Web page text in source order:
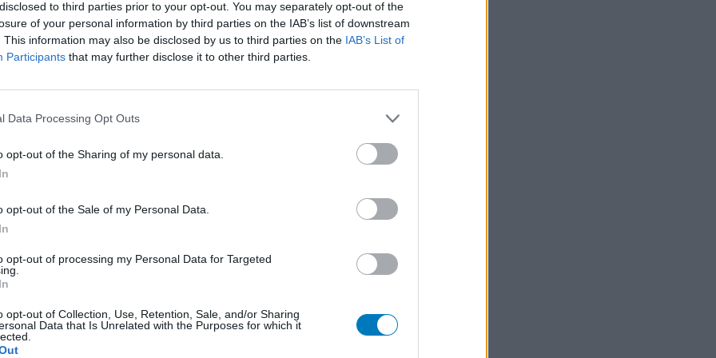
to third parties prior to your opt-out. You may separately opt-out of the
of your personal information by third parties on the IAB’s list of downstream
This information may also be disclosed by us to third parties on the IAB’s List of
Participants that may further disclose it to other third parties.
Data Processing Opt Outs
opt-out of the Sharing of my personal data.
opt-out of the Sale of my Personal Data.
opt-out of processing my Personal Data for Targeted
opt-out of Collection, Use, Retention, Sale, and/or Sharing
Data that Is Unrelated with the Purposes for which it
Wirksamkeit
Anzahl Nebenwirkungen
über
zu
bekam ich so eine Schock durch Gehirn,
steht! Am Anfang war das nicht so stark, aber
Empfängnis Verhütung - andere Mittel
Depression - SSRI